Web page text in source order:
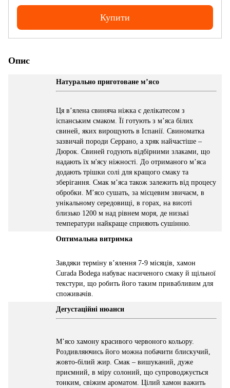
Купити
Опис
Натурально приготоване м’ясо
Ця в’ялена свиняча ніжка є делікатесом з
іспанським смаком. Її готують з м’яса білих
свиней, яких вирощують в Іспанії. Свиноматка
зазвичай породи Серрано, а хряк найчастіше –
Дюрок. Свиней годують відбірними злаками, що
надають їх м'ясу ніжності. До отриманого м’яса
додають трішки солі для кращого смаку та
зберігання. Смак м’яса також залежить від процесу
обробки. М’ясо сушать, за місцевим звичаєм, в
унікальному середовищі, в горах, на висоті
близько 1200 м над рівнем моря, де низькі
температури найкраще сприяють сушінню.
Оптимальна витримка
Завдяки терміну в’ялення 7-9 місяців, хамон
Curada Bodega набуває насиченого смаку й щільної
текстури, що робить його таким привабливим для
споживачів.
Дегустаційні нюанси
М’ясо хамону красивого червоного кольору.
Роздивляючись його можна побачити блискучий,
жовто-білий жир. Смак – вишуканий, дуже
приємний, в міру солоний, що супроводжується
тонким, свіжим ароматом. Цілий хамон важить